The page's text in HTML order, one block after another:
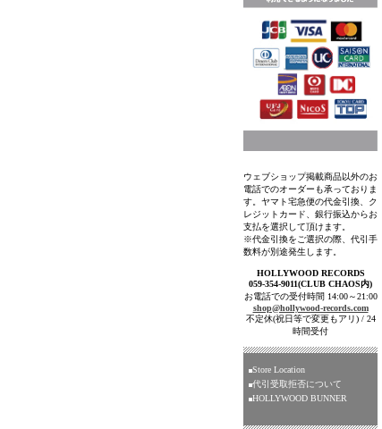
ウェブショップ掲載商品以外のお
電話でのオーダーも承っておりま
す。ヤマト宅急便の代金引換、ク
レジットカード、銀行振込からお
支払を選択して頂けます。
※代金引換をご選択の際、代引手
数料が別途発生します。
HOLLYWOOD RECORDS
059-354-9011(CLUB CHAOS内)
お電話での受付時間 14:00～21:00
shop@hollywood-records.com
不定休(祝日等で変更もアリ) / 24
時間受付
Store Location
代引受取拒否について
HOLLYWOOD BUNNER